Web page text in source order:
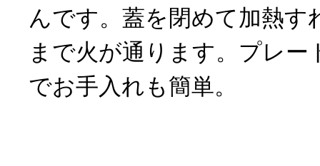
んです。蓋を閉めて加熱す
まで火が通ります。プレー
でお手入れも簡単。